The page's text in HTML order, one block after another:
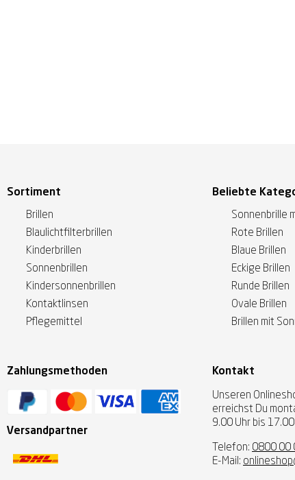
Sortiment
Brillen
Blaulichtfilterbrillen
Kinderbrillen
Sonnenbrillen
Kindersonnenbrillen
Kontaktlinsen
Pflegemittel
Beliebte
Sonnenbrille
Rote Brillen
Blaue Brillen
Eckige Brillen
Runde Brillen
Ovale Brillen
Brillen mit
Zahlungsmethoden
Versandpartner
Kontakt
Unseren
erreichst Du
9.00 Uhr bis 17.00
Telefon: 0800 00
E-Mail: